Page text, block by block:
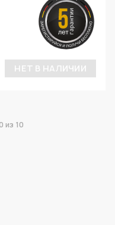
НЕТ В НАЛИЧИИ
из 10